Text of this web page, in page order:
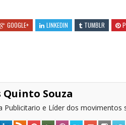
GOOGLE+ LINKEDIN TUMBLR
Quinto Souza
Publicitario e Líder dos movimentos